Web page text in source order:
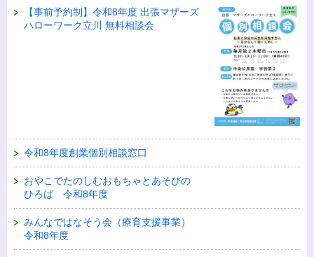
【事前予約制】令和8年度 出張マザーズ
ハローワーク立川 無料相談会
令和8年度創業個別相談窓口
おやこでたのしむおもちゃとあそびの
ひろば 令和8年度
みんなではなそう会（療育支援事業）
令和8年度